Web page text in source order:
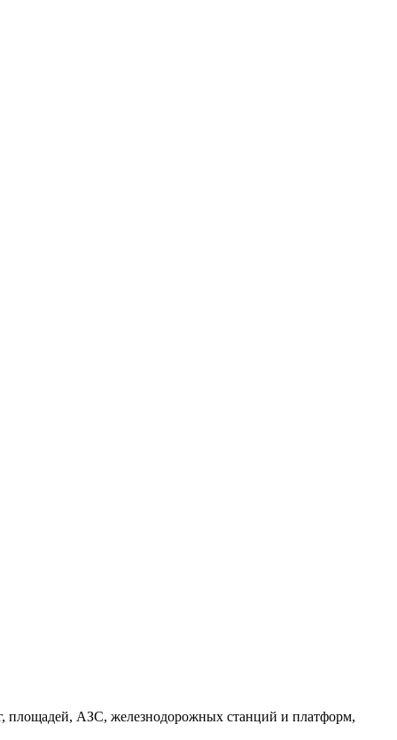
площадей, АЗС, железнодорожных станций и платформ,